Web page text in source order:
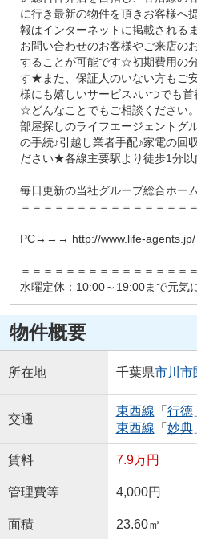
に行き最新の物件を頂きお客様へ
報はインターネットに掲載される
お問い合わせのお客様やご来店の
することが可能です☆初期費用の
す★また、保証人のいない方もご
様にも嬉しいサービス♪いつでも
☆どんなことでもご相談ください
部屋探しのライフエージェントグ
の手続♪引越し業者手配♪家電の回
ださい★各線主要駅より徒歩1分
毎日更新の当社グループ総合ホー
＝＝＝＝＝＝＝＝＝＝＝＝＝＝＝
PC→→→ http://www.life-agents.jp/
＝＝＝＝＝＝＝＝＝＝＝＝＝＝＝
水曜定休：10:00～19:00まで元気
物件概要
所在地 千葉県市川市
交通
東西線 「 行徳
東西線 「 妙典
賃料 7.9万円
管理費等 4,000円
面積 23.60㎡